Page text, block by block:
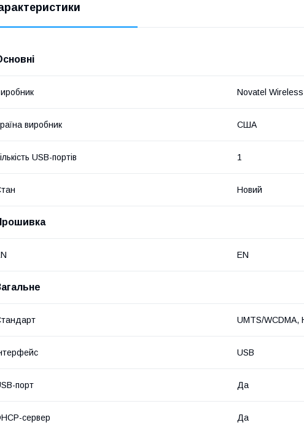
Novatel Wireless
виробник США
USB-портів 1
Новий
EN
UMTS/WCDMA,
USB
порт Да
сервер Да